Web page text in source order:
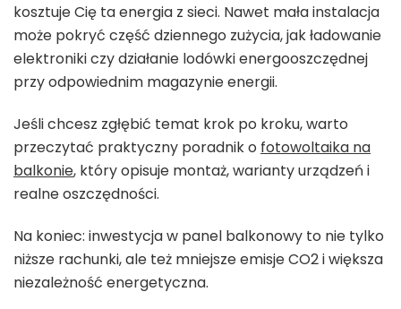
kosztuje Cię ta energia z sieci. Nawet mała instalacja
może pokryć część dziennego zużycia, jak ładowanie
elektroniki czy działanie lodówki energooszczędnej
przy odpowiednim magazynie energii.
Jeśli chcesz zgłębić temat krok po kroku, warto
przeczytać praktyczny poradnik o fotowoltaika na
balkonie, który opisuje montaż, warianty urządzeń i
realne oszczędności.
Na koniec: inwestycja w panel balkonowy to nie tylko
niższe rachunki, ale też mniejsze emisje CO2 i większa
niezależność energetyczna.